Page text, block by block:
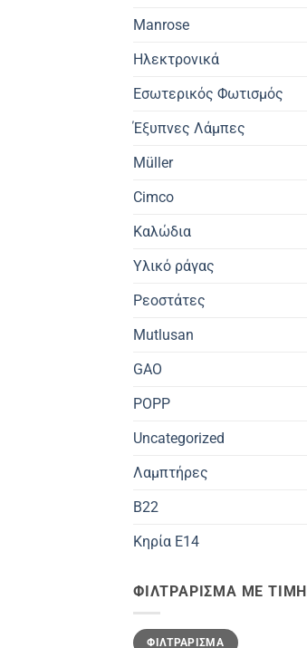
Manrose
Ηλεκτρονικά
Εσωτερικός Φωτισμός
Έξυπνες Λάμπες
Müller
Cimco
Καλώδια
Υλικό ράγας
Ρεοστάτες
Mutlusan
GAO
POPP
Uncategorized
Λαμπτήρες
B22
Κηρία E14
ΦΙΛΤΡΆΡΙΣΜΑ ΜΕ ΤΙΜΉ
Ελάχιστη
τιμή
Μέγιστη
τιμήΦΙΛΤΡΆΡΙΣΜΑ